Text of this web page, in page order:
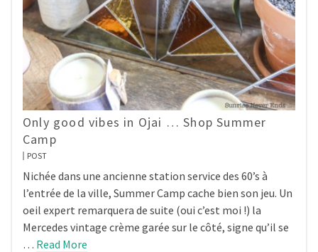
Only good vibes in Ojai … Shop Summer
Camp
POST
Nichée dans une ancienne station service des 60’s à
l’entrée de la ville, Summer Camp cache bien son jeu. Un
oeil expert remarquera de suite (oui c’est moi !) la
Mercedes vintage crème garée sur le côté, signe qu’il se
… Read More